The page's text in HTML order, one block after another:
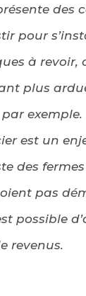
des
pour
à revoir,
plus
exemple.
est un
des
pas
possible
revenus.